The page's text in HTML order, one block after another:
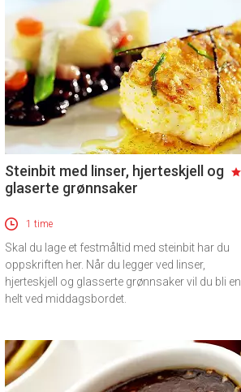
Steinbit med linser, hjerteskjell og
glaserte grønnsaker
1 time
Skal du lage et festmåltid med steinbit har du
oppskriften her. Når du legger ved linser,
hjerteskjell og glasserte grønnsaker vil du bli en
helt ved middagsbordet.